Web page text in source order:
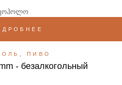
ПИВО
- безалкогольный